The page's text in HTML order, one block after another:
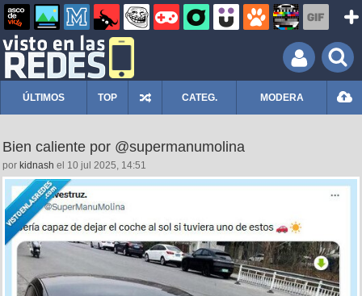
ÚLTIMOS TOP CATEG. MODERA
Bien caliente por @supermanumolina
por kidnash el 10 jul 2025, 14:51